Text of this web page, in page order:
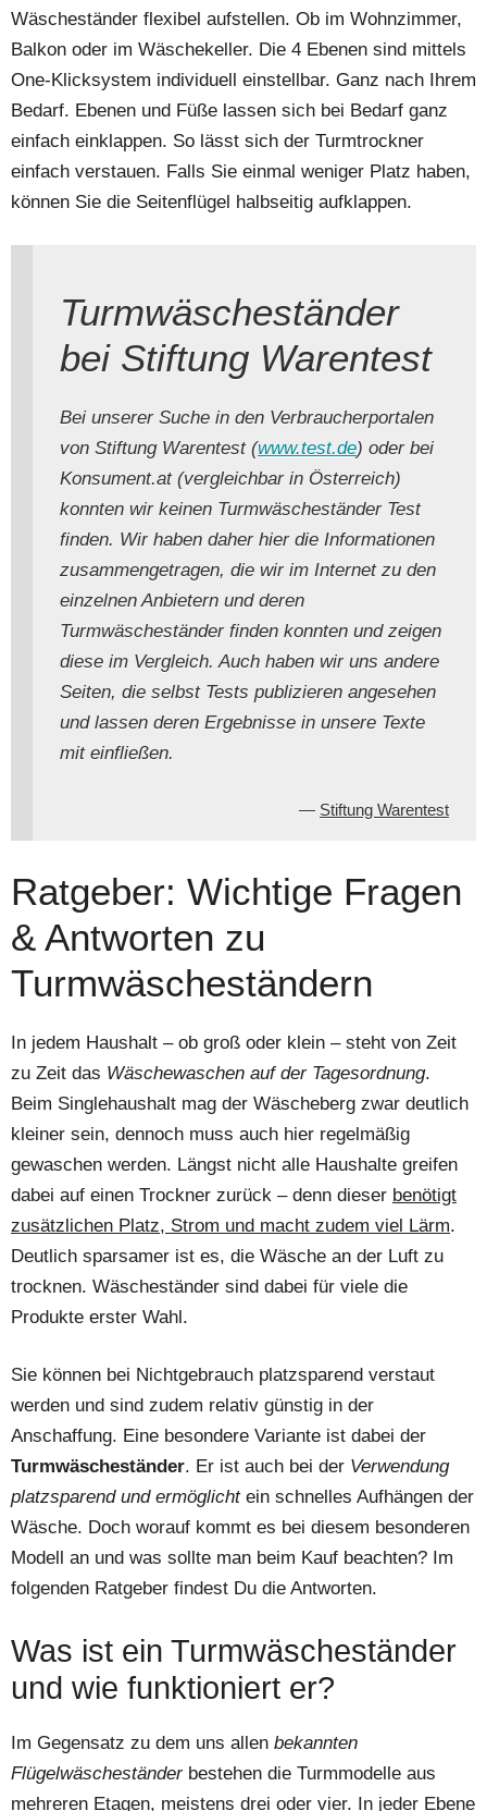
Wäscheständer flexibel aufstellen. Ob im Wohnzimmer,
Balkon oder im Wäschekeller. Die 4 Ebenen sind mittels
One-Klicksystem individuell einstellbar. Ganz nach Ihrem
Bedarf. Ebenen und Füße lassen sich bei Bedarf ganz
einfach einklappen. So lässt sich der Turmtrockner
einfach verstauen. Falls Sie einmal weniger Platz haben,
können Sie die Seitenflügel halbseitig aufklappen.
Turmwäscheständer
bei Stiftung Warentest
Bei unserer Suche in den Verbraucherportalen
von Stiftung Warentest (www.test.de) oder bei
Konsument.at (vergleichbar in Österreich)
konnten wir keinen Turmwäscheständer Test
finden. Wir haben daher hier die Informationen
zusammengetragen, die wir im Internet zu den
einzelnen Anbietern und deren
Turmwäscheständer finden konnten und zeigen
diese im Vergleich. Auch haben wir uns andere
Seiten, die selbst Tests publizieren angesehen
und lassen deren Ergebnisse in unsere Texte
mit einfließen.
Stiftung Warentest
Ratgeber: Wichtige Fragen
& Antworten zu
Turmwäscheständern
In jedem Haushalt – ob groß oder klein – steht von Zeit
zu Zeit das Wäschewaschen auf der Tagesordnung.
Beim Singlehaushalt mag der Wäscheberg zwar deutlich
kleiner sein, dennoch muss auch hier regelmäßig
gewaschen werden. Längst nicht alle Haushalte greifen
dabei auf einen Trockner zurück – denn dieser benötigt
zusätzlichen Platz, Strom und macht zudem viel Lärm.
Deutlich sparsamer ist es, die Wäsche an der Luft zu
trocknen. Wäscheständer sind dabei für viele die
Produkte erster Wahl.
Sie können bei Nichtgebrauch platzsparend verstaut
werden und sind zudem relativ günstig in der
Anschaffung. Eine besondere Variante ist dabei der
Turmwäscheständer. Er ist auch bei der Verwendung
platzsparend und ermöglichtein schnelles Aufhängen der
Wäsche. Doch worauf kommt es bei diesem besonderen
Modell an und was sollte man beim Kauf beachten? Im
folgenden Ratgeber findest Du die Antworten.
Was ist ein Turmwäscheständer
und wie funktioniert er?
Im Gegensatz zu dem uns allen bekannten
Flügelwäscheständerbestehen die Turmmodelle aus
mehreren Etagen, meistens drei oder vier. In jeder Ebene